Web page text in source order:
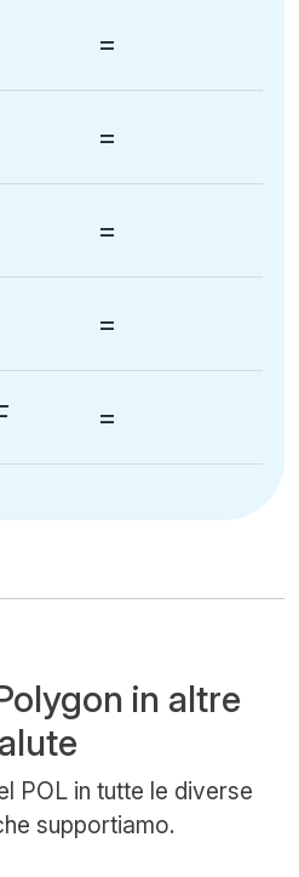
=
=
=
=
=
in altre
POL in tutte le diverse
supportiamo.